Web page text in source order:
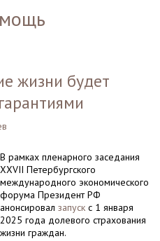
жизни будет
В рамках пленарного заседания
XXVII Петербургского
международного экономического
форума Президент РФ
анонсировал запускс 1 января
2025 года долевого страхования
жизни граждан.